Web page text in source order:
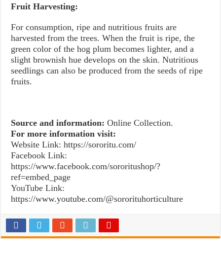
Fruit Harvesting:
For consumption, ripe and nutritious fruits are
harvested from the trees. When the fruit is ripe, the
green color of the hog plum becomes lighter, and a
slight brownish hue develops on the skin. Nutritious
seedlings can also be produced from the seeds of ripe
fruits.
Source and information: Online Collection.
For more information visit:
Website Link: https://sororitu.com/
Facebook Link:
https://www.facebook.com/sororitushop/?
ref=embed_page
YouTube Link:
https://www.youtube.com/@sororituhorticulture